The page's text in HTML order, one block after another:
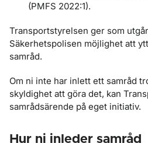
(PMFS 2022:1).
Transportstyrelsen ger som
Säkerhetspolisen möjlighet att
samråd.
Om ni inte har inlett ett samråd
skyldighet att göra det, kan
samrådsärende på eget initiativ.
Hur ni inleder samråd